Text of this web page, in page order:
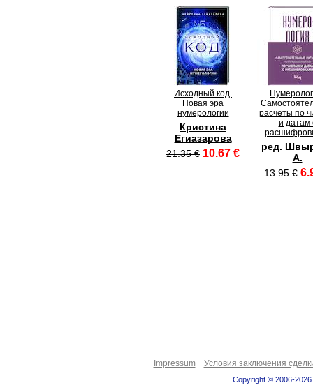
Исходный код.
Новая эра
нумерологии
Кристина
Егиазарова
21.35 € 10.67 €
расчеты по
и датам
ред.
А.
13.95 €
Impressum Условия заключения
Copyright © 2006-